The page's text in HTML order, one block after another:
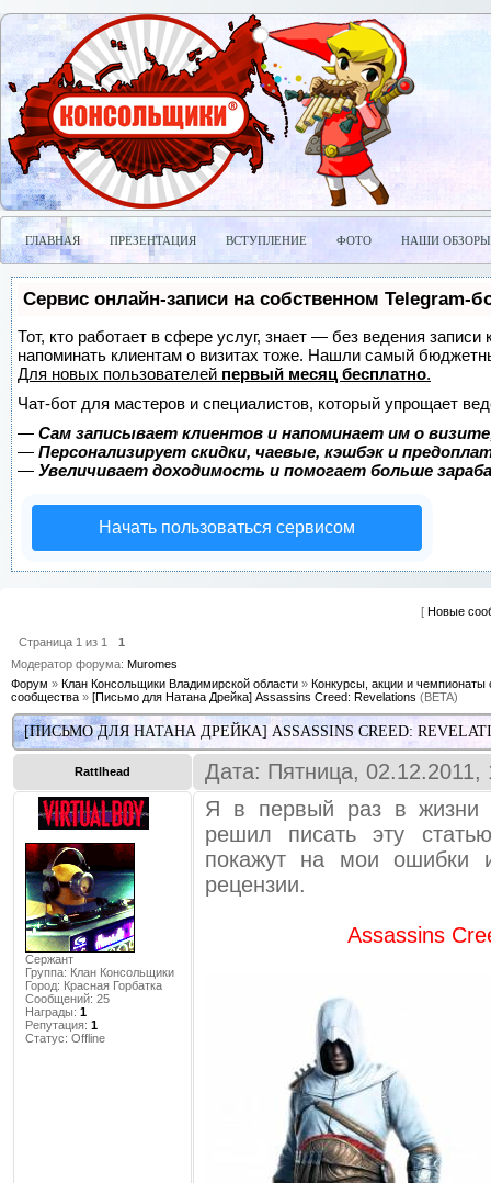
ГЛАВНАЯ ПРЕЗЕНТАЦИЯ ВСТУПЛЕНИЕ ФОТО НАШИ ОБЗОРЫ
Сервис онлайн-записи на собственном Telegram-
Тот, кто работает в сфере услуг, знает — без ведения
напоминать клиентам о визитах тоже. Нашли самый
Для новых пользователей первый месяц бесплатно.
Чат-бот для мастеров и специалистов, который упрощает
— Сам записывает клиентов и напоминает им о
— Персонализирует скидки, чаевые, кэшбэк и
— Увеличивает доходимость и помогает больше
Начать пользоваться сервисом
[ Новые
Страница 1 из 1
1
Модератор форума: Muromes
Форум » Клан Консольщики Владимирской области » Конкурсы, акции и чемпионаты
сообщества » [Письмо для Натана Дрейка] Assassins Creed: Revelations (BETA)
[ПИСЬМО ДЛЯ НАТАНА ДРЕЙКА] ASSASSINS CREED:
Rattlhead Дата: Пятница,
Сержант
Группа: Клан Консольщики
Город: Красная Горбатка
Сообщений: 25
Награды: 1
Репутация: 1
Статус: Offline
Я в первый раз в жизни
решил писать эту
покажут на мои ошибки
рецензии.
Assassins